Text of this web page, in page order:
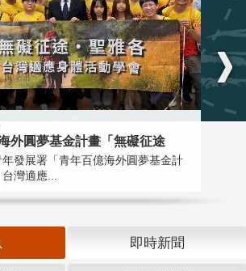
外圓夢基金計畫「無礙征途
發展署「青年百億海外圓夢基金計
灣適應...
即時新聞